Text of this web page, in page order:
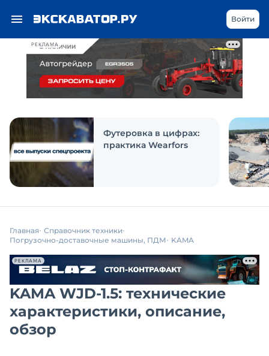
РЕКЛАМА
Войти
Футеровка в цифрах:
практика Wearfors
Главная Справочник техники
Погрузочно-доставочные машины, ПДМ
KAMA
РЕКЛАМА
KAMA WJD-1.5: технические
характеристики, описание,
обзор